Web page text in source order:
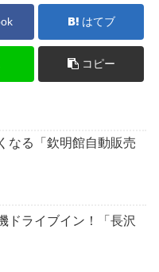
はてブ
コピー
なる「欽明館自動販売
ドライブイン！「長沢